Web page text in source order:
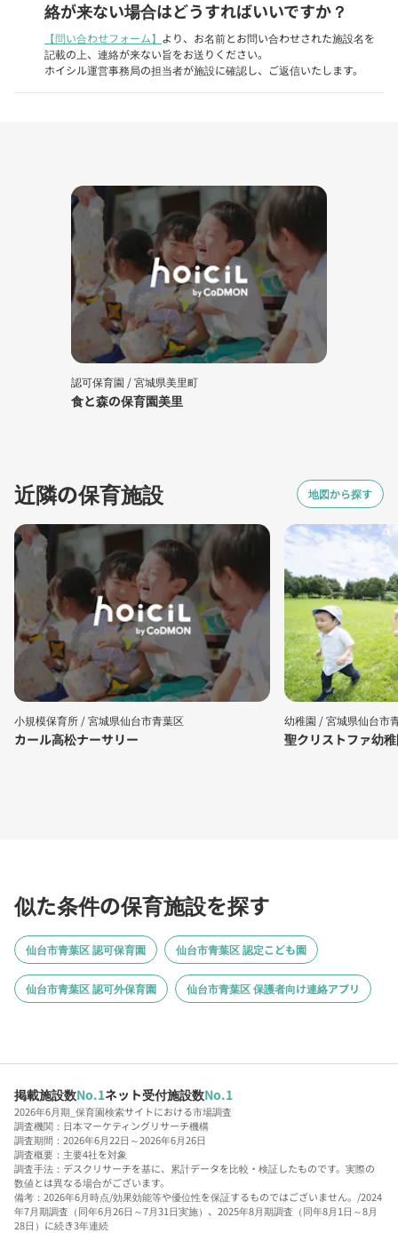
絡が来ない場合はどうすればいいですか？
【問い合わせフォーム】 より、お名前とお問い合わせされた施設名を
記載の上、連絡が来ない旨をお送りください。
ホイシル運営事務局の担当者が施設に確認し、ご返信いたします。
認可保育園 /宮城県美里町
食と森の保育園美里
近隣の保育施設 地図から探す
小規模保育所 /宮城県仙台市青葉区
カール高松ナーサリー
幼稚園 /宮城県仙台市
聖クリストファ幼
似た条件の保育施設を探す
仙台市青葉区 認可保育園 仙台市青葉区 認定こども園
仙台市青葉区 認可外保育園 仙台市青葉区 保護者向け連絡アプリ
掲載施設数No.1ネット受付施設数No.1
2026年6月期_保育園検索サイトにおける市場調査
調査機関：日本マーケティングリサーチ機構
調査期間：2026年6月22日～2026年6月26日
調査概要：主要4社を対象
調査手法：デスクリサーチを基に、累計データを比較・検証したものです。実際の
数値とは異なる場合がございます。
備考：2026年6月時点/効果効能等や優位性を保証するものではございません。/2024
年7月期調査（同年6月26日～7月31日実施）、2025年8月期調査（同年8月1日～8月
28日）に続き3年連続